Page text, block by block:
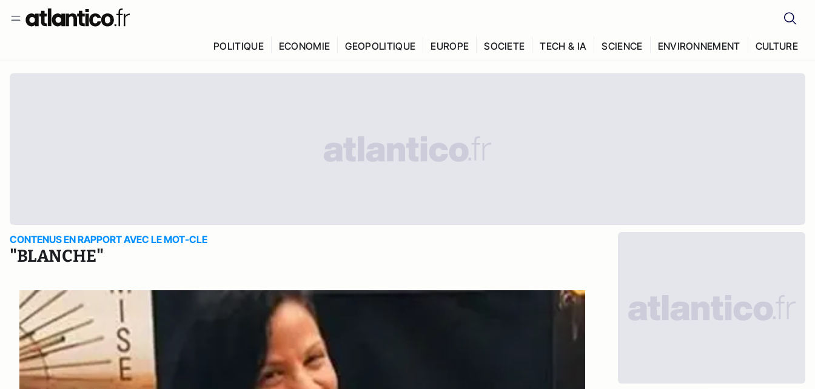
POLITIQUE ECONOMIE GEOPOLITIQUE EUROPE SOCIETE TECH & IA SCIENCE ENVIRONNEMENT CULTURE
CONTENUS EN RAPPORT AVEC LE MOT-CLE
"BLANCHE"